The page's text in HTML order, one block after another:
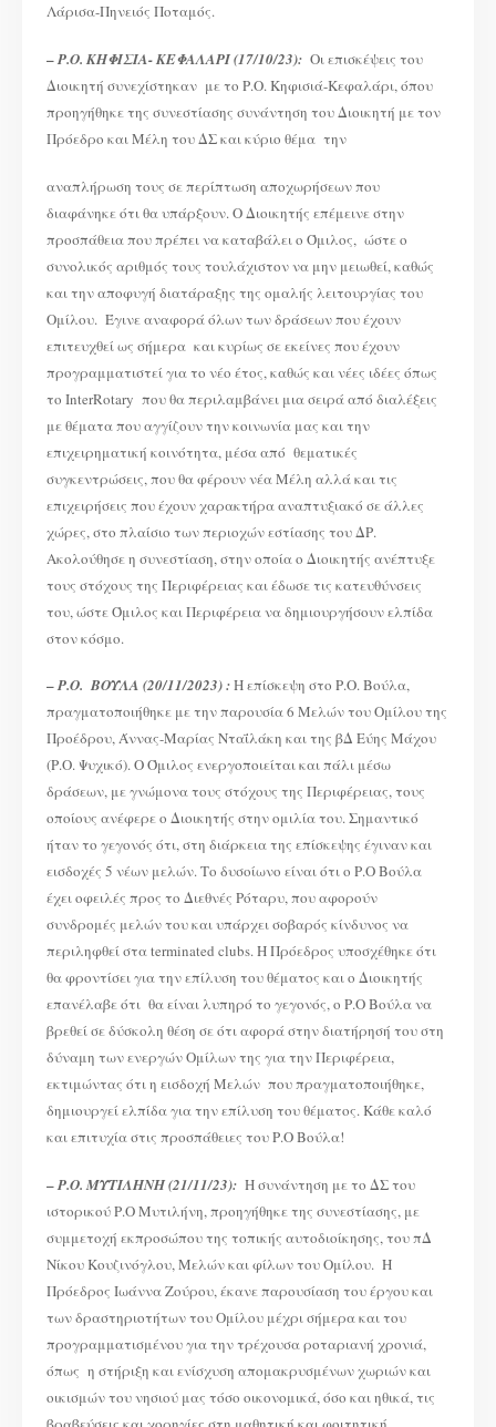
Λάρισα-Πηνειός Ποταμός.
–Ρ.Ο. ΚΗΦΙΣΙΑ- ΚΕΦΑΛΑΡΙ (17/10/23): Oι επισκέψεις του
Διοικητή συνεχίστηκαν με το Ρ.Ο. Κηφισιά-Κεφαλάρι, όπου
προηγήθηκε της συνεστίασης συνάντηση του Διοικητή με τον
Πρόεδρο και Μέλη του ΔΣ και κύριο θέμα την
αναπλήρωση τους σε περίπτωση αποχωρήσεων που
διαφάνηκε ότι θα υπάρξουν. Ο Διοικητής επέμεινε στην
προσπάθεια που πρέπει να καταβάλει ο Όμιλος, ώστε ο
συνολικός αριθμός τους τουλάχιστον να μην μειωθεί, καθώς
και την αποφυγή διατάραξης της ομαλής λειτουργίας του
Ομίλου. Έγινε αναφορά όλων των δράσεων που έχουν
επιτευχθεί ως σήμερα και κυρίως σε εκείνες που έχουν
προγραμματιστεί για το νέο έτος, καθώς και νέες ιδέες όπως
το InterRotary που θα περιλαμβάνει μια σειρά από διαλέξεις
με θέματα που αγγίζουν την κοινωνία μας και την
επιχειρηματική κοινότητα, μέσα από θεματικές
συγκεντρώσεις, που θα φέρουν νέα Μέλη αλλά και τις
επιχειρήσεις που έχουν χαρακτήρα αναπτυξιακό σε άλλες
χώρες, στο πλαίσιο των περιοχών εστίασης του ΔΡ.
Ακολούθησε η συνεστίαση, στην οποία ο Διοικητής ανέπτυξε
τους στόχους της Περιφέρειας και έδωσε τις κατευθύνσεις
του, ώστε Όμιλος και Περιφέρεια να δημιουργήσουν ελπίδα
στον κόσμο.
–Ρ.Ο. ΒΟΥΛΑ (20/11/2023) :Η επίσκεψη στο Ρ.Ο. Βούλα,
πραγματοποιήθηκε με την παρουσία 6 Μελών του Ομίλου της
Προέδρου, Άννας-Μαρίας Νταΐλάκη και της βΔ Εύης Μάχου
(Ρ.Ο. Ψυχικό). Ο Όμιλος ενεργοποιείται και πάλι μέσω
δράσεων, με γνώμονα τους στόχους της Περιφέρειας, τους
οποίους ανέφερε ο Διοικητής στην ομιλία του. Σημαντικό
ήταν το γεγονός ότι, στη διάρκεια της επίσκεψης έγιναν και
εισδοχές 5 νέων μελών. Το δυσοίωνο είναι ότι ο Ρ.Ο Βούλα
έχει οφειλές προς το Διεθνές Ρόταρυ, που αφορούν
συνδρομές μελών του και υπάρχει σοβαρός κίνδυνος να
περιληφθεί στα terminated clubs. Η Πρόεδρος υποσχέθηκε ότι
θα φροντίσει για την επίλυση του θέματος και ο Διοικητής
επανέλαβε ότι θα είναι λυπηρό το γεγονός, ο Ρ.Ο Βούλα να
βρεθεί σε δύσκολη θέση σε ότι αφορά στην διατήρησή του στη
δύναμη των ενεργών Ομίλων της για την Περιφέρεια,
εκτιμώντας ότι η εισδοχή Μελών που πραγματοποιήθηκε,
δημιουργεί ελπίδα για την επίλυση του θέματος. Κάθε καλό
και επιτυχία στις προσπάθειες του Ρ.Ο Βούλα!
–Ρ.Ο. ΜΥΤΙΛΗΝΗ (21/11/23): Η συνάντηση με το ΔΣ του
ιστορικού Ρ.Ο Μυτιλήνη, προηγήθηκε της συνεστίασης, με
συμμετοχή εκπροσώπου της τοπικής αυτοδιοίκησης, του πΔ
Νίκου Κουζινόγλου, Μελών και φίλων του Ομίλου. Η
Πρόεδρος Ιωάννα Ζούρου, έκανε παρουσίαση του έργου και
των δραστηριοτήτων του Ομίλου μέχρι σήμερα και του
προγραμματισμένου για την τρέχουσα ροταριανή χρονιά,
όπως η στήριξη και ενίσχυση απομακρυσμένων χωριών και
οικισμών του νησιού μας τόσο οικονομικά, όσο και ηθικά, τις